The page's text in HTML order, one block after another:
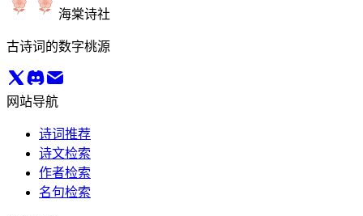
海棠诗社
古诗词的数字桃源
网站导航
诗词推荐
诗文检索
作者检索
名句检索